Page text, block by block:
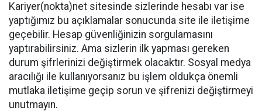
Kariyer(nokta)net sitesinde sizlerinde hesabı var ise
yaptığımız bu açıklamalar sonucunda site ile iletişime
geçebilir. Hesap güvenliğinizin sorgulamasını
yaptırabilirsiniz. Ama sizlerin ilk yapması gereken
durum şifrlerinizi değiştirmek olacaktır. Sosyal medya
aracılığı ile kullanıyorsanız bu işlem oldukça önemli
mutlaka iletişime geçip sorun ve şifrenizi değiştirmeyi
unutmayın.